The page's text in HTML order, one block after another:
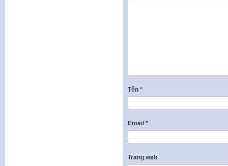
Tên *
Email *
Trang web